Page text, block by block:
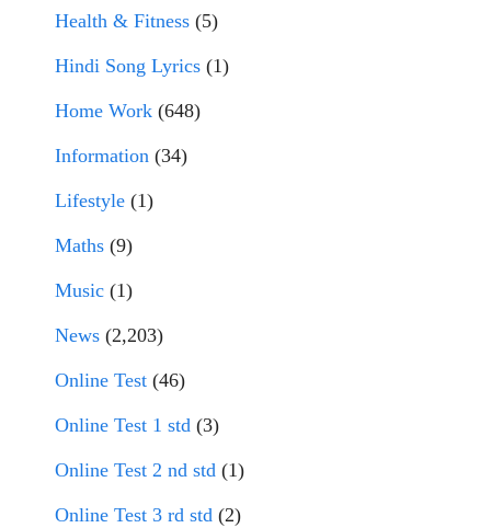
Health & Fitness (5)
Hindi Song Lyrics (1)
Home Work (648)
Information (34)
Lifestyle (1)
Maths (9)
Music (1)
News (2,203)
Online Test (46)
Online Test 1 std (3)
Online Test 2 nd std (1)
Online Test 3 rd std (2)